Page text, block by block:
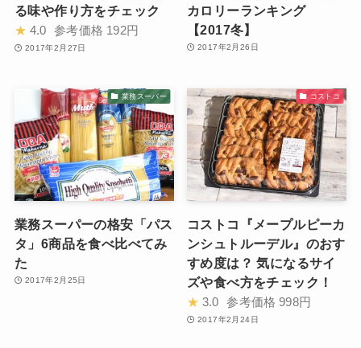
る味や作り方をチェック
★ 4.0 参考価格 192円
2017年2月27日
カロリーランキング
【2017冬】
2017年2月26日
業務スーパー
業務スーパーの格安「パス
タ」6商品を食べ比べてみ
た
2017年2月25日
コストコ
コストコ『メープルピーカ
ンシュトルーデル』のおす
すめ度は？ 気になるサイ
ズや食べ方をチェック！
★ 3.0 参考価格 998円
2017年2月24日